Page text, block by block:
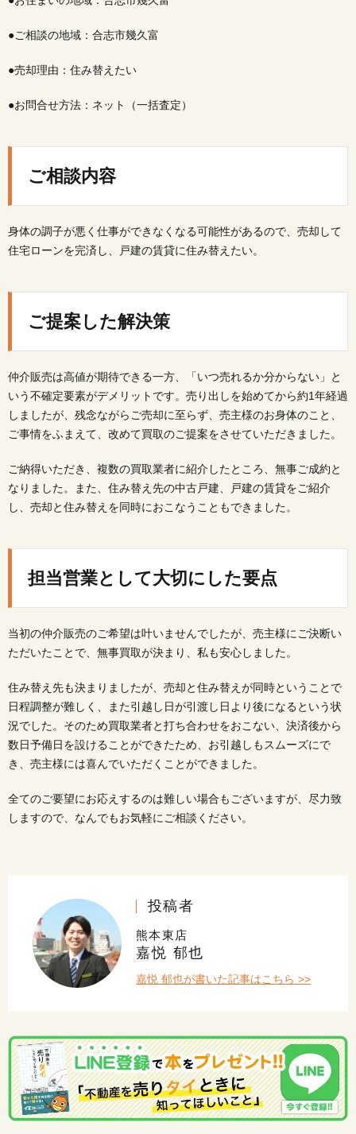
要点
●ご相談の地域：合志市幾久富
●売却理由：住み替えたい
●お問合せ方法：ネット（一括査定）
ご相談内容
身体の調子が悪く仕事ができなくなる可能性があるので、売却して
住宅ローンを完済し、戸建の賃貸に住み替えたい。
ご提案した解決策
仲介販売は高値が期待できる一方、「いつ売れるか分からない」と
いう不確定要素がデメリットです。売り出しを始めてから約1年経過
しましたが、残念ながらご売却に至らず、売主様のお身体のこと、
ご事情をふまえて、改めて買取のご提案をさせていただきました。
ご納得いただき、複数の買取業者に紹介したところ、無事ご成約と
なりました。また、住み替え先の中古戸建、戸建の賃貸をご紹介
し、売却と住み替えを同時におこなうこともできました。
担当営業として大切にした要点
当初の仲介販売のご希望は叶いませんでしたが、売主様にご決断い
ただいたことで、無事買取が決まり、私も安心しました。
住み替え先も決まりましたが、売却と住み替えが同時ということで
日程調整が難しく、また引越し日が引渡し日より後になるという状
況でした。そのため買取業者と打ち合わせをおこない、決済後から
数日予備日を設けることができたため、お引越しもスムーズにで
き、売主様には喜んでいただくことができました。
全てのご要望にお応えするのは難しい場合もございますが、尽力致
しますので、なんでもお気軽にご相談ください。
投稿者
熊本東店
嘉悦 郁也
嘉悦 郁也が書いた記事はこちら >>